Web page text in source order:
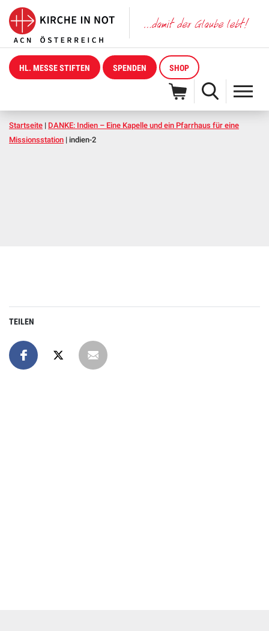
HL. MESSE STIFTEN SPENDEN SHOP
Startseite | DANKE: Indien – Eine Kapelle und ein Pfarrhaus für eine
Missionsstation | indien-2
TEILEN